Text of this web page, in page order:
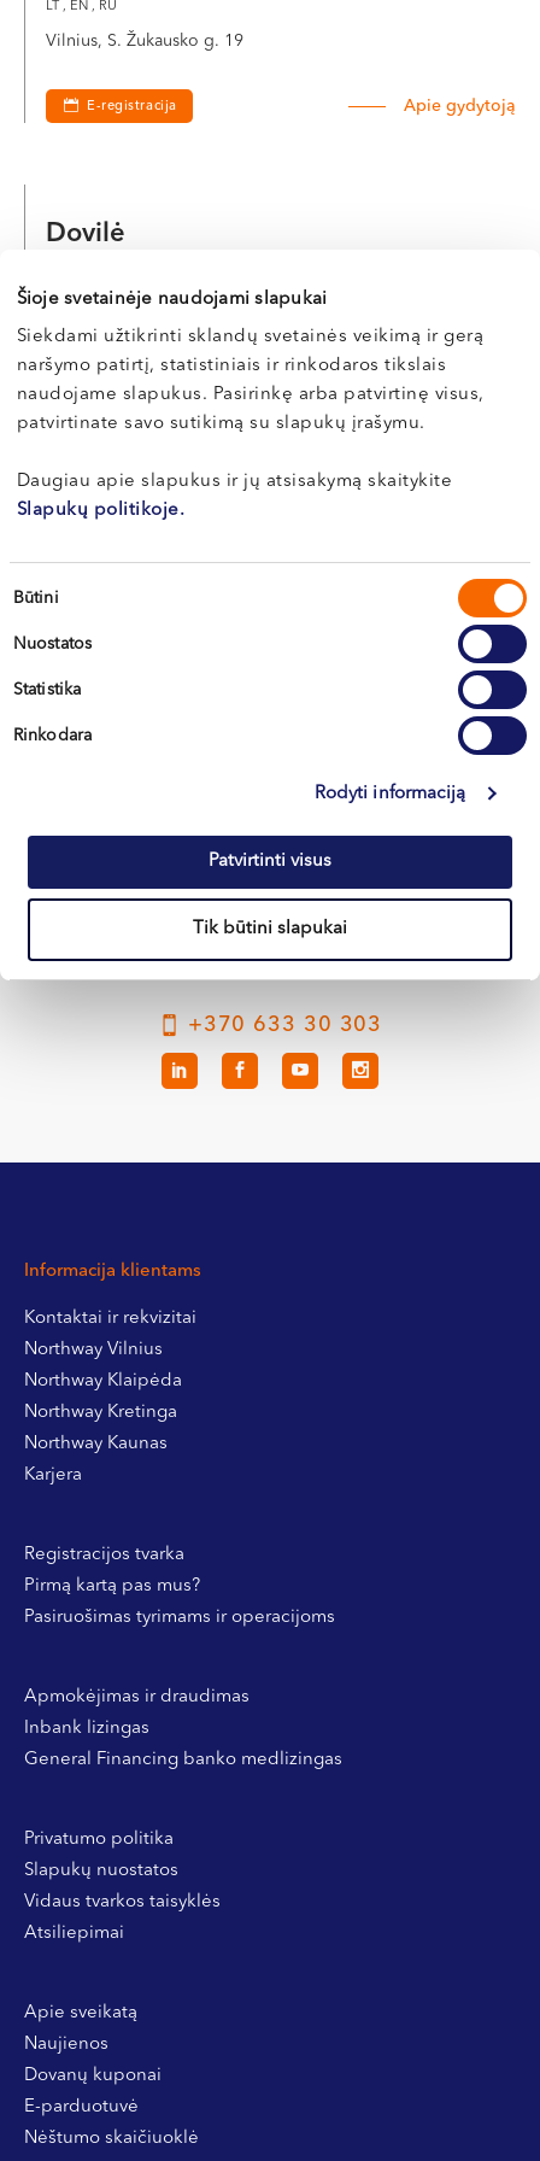
Šioje svetainėje naudojami slapukai
Siekdami užtikrinti sklandų svetainės veikimą ir gerą
naršymo patirtį, statistiniais ir rinkodaros tikslais
naudojame slapukus. Pasirinkę arba patvirtinę visus,
patvirtinate savo sutikimą su slapukų įrašymu.
Daugiau apie slapukus ir jų atsisakymą skaitykite
Slapukų politikoje.
Sutikimo
Būtini
Nuostatos
Statistika
Rinkodara
Rodyti informaciją
Patvirtinti visus
Tik būtini slapukai
VI, VII --
LT , EN , RU
Vilnius, S. Žukausko g. 19
E-registracija Apie gydytoją
Dovilė
Veido ir žandikaulių chirurgė
Klaipėda, Naujoji Uosto g. 9
Kaunas
+370 633 30 303
Informacija klientams
Kontaktai ir rekvizitai
Northway Vilnius
Northway Klaipėda
Northway Kretinga
Northway Kaunas
Karjera
Registracijos tvarka
Pirmą kartą pas mus?
Pasiruošimas tyrimams ir operacijoms
Apmokėjimas ir draudimas
Inbank lizingas
General Financing banko medlizingas
Privatumo politika
Slapukų nuostatos
Vidaus tvarkos taisyklės
Atsiliepimai
Apie sveikatą
Naujienos
Dovanų kuponai
E-parduotuvė
Nėštumo skaičiuoklė